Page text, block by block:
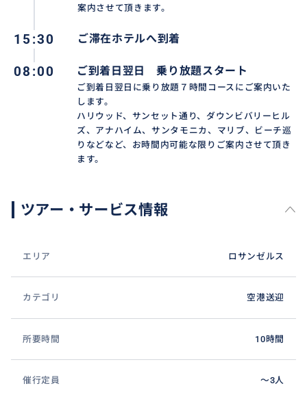
早朝及び夕刻から夜間の到着の場合、朝07:00以前夜2
5%チップが加算となり、ご乗車時に現金でのお支払い
となりますのでご了承下さい。
案内させて頂きます。
15:30 ご滞在ホテルへ到着
08:00 ご到着日翌日 乗り放題スタート
ご到着日翌日に乗り放題７時間コースにご案内いた
します。
ハリウッド、サンセット通り、ダウンビバリーヒル
ズ、アナハイム、サンタモニカ、マリブ、ビーチ巡
りなどなど、お時間内可能な限りご案内させて頂き
ます。
ツアー・サービス情報
エリア ロサンゼルス
カテゴリ 空港送迎
所要時間 10時間
催行定員 〜3人